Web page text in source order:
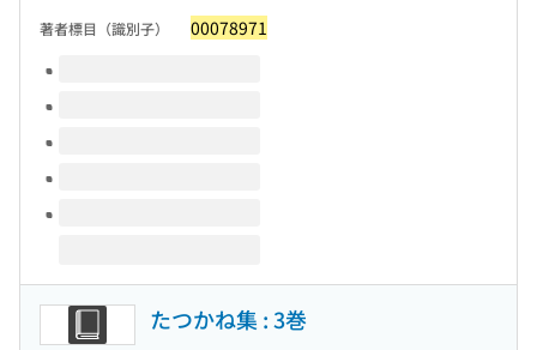
著者標目（識別子） 00078971
このタイトルの巻号
たつかね集 : 3巻